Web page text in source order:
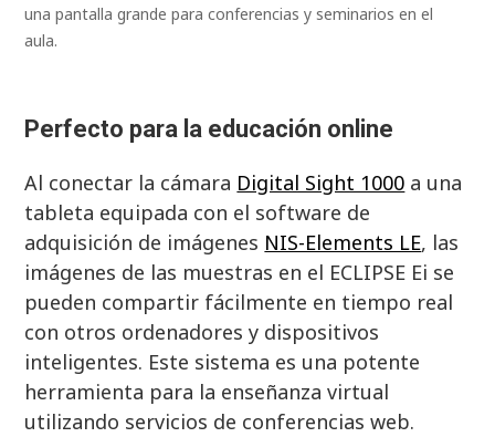
una pantalla grande para conferencias y seminarios en el
aula.
Perfecto para la educación online
Al conectar la cámara Digital Sight 1000 a una
tableta equipada con el software de
adquisición de imágenes NIS-Elements LE, las
imágenes de las muestras en el ECLIPSE Ei se
pueden compartir fácilmente en tiempo real
con otros ordenadores y dispositivos
inteligentes. Este sistema es una potente
herramienta para la enseñanza virtual
utilizando servicios de conferencias web.